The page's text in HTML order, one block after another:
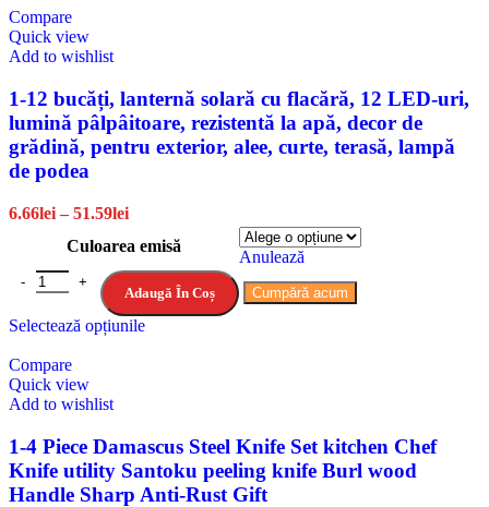
Compare
Quick view
Add to wishlist
1-12 bucăți, lanternă solară cu flacără, 12 LED-uri,
lumină pâlpâitoare, rezistentă la apă, decor de
grădină, pentru exterior, alee, curte, terasă, lampă
de podea
6.66lei – 51.59lei
Culoarea emisă
Anulează
Adaugă În Coș Cumpără acum
Selectează opțiunile
Compare
Quick view
Add to wishlist
1-4 Piece Damascus Steel Knife Set kitchen Chef
Knife utility Santoku peeling knife Burl wood
Handle Sharp Anti-Rust Gift